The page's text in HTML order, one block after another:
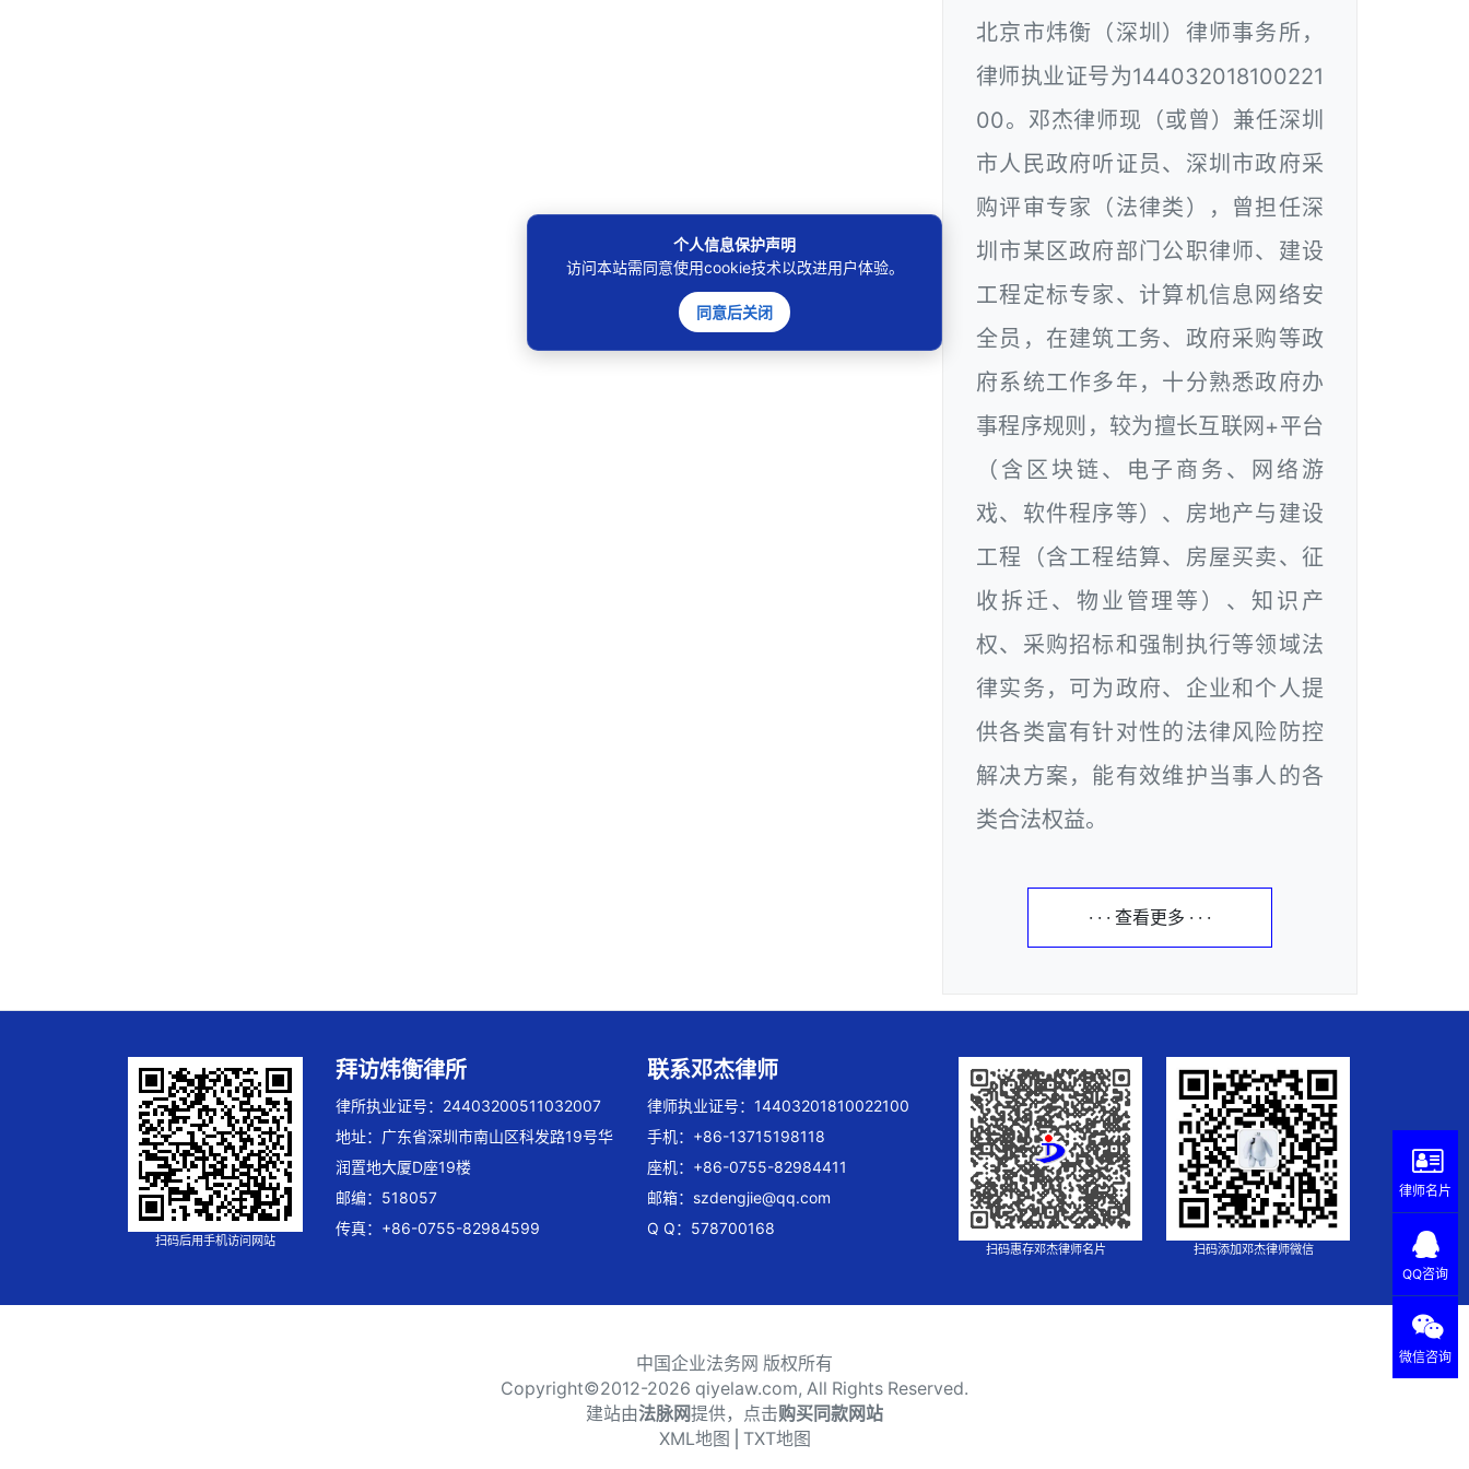
北京市炜衡（深圳）律师事务所，
律师执业证号为144032018100221
00。邓杰律师现（或曾）兼任深圳
市人民政府听证员、深圳市政府采
购评审专家（法律类），曾担任深
圳市某区政府部门公职律师、建设
工程定标专家、计算机信息网络安
全员，在建筑工务、政府采购等政
府系统工作多年，十分熟悉政府办
事程序规则，较为擅长互联网+平台
（含区块链、电子商务、网络游
戏、软件程序等）、房地产与建设
工程（含工程结算、房屋买卖、征
收拆迁、物业管理等）、知识产
权、采购招标和强制执行等领域法
律实务，可为政府、企业和个人提
供各类富有针对性的法律风险防控
解决方案，能有效维护当事人的各
类合法权益。
· · · 查看更多 · · ·
扫码后用手机访问网站
拜访炜衡律所
律所执业证号：24403200511032007
地址：广东省深圳市南山区科发路19号华
润置地大厦D座19楼
邮编：518057
传真：+86-0755-82984599
联系邓杰律师
律师执业证号：14403201810022100
手机：+86-13715198118
座机：+86-0755-82984411
邮箱： szdengjie@qq.com
Q Q：578700168
扫码惠存邓杰律师名片 扫码添加邓杰律师微信
中国企业法务网 版权所有
Copyright©2012-2026 qiyelaw.com, All Rights Reserved.
建站由法脉网提供，点击购买同款网站
个人信息保护声明
访问本站需同意使用cookie技术以改进用户体验。
同意后关闭
XML地图 TXT地图
律师名片
QQ咨询
微信咨询